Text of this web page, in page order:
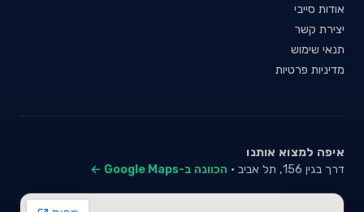
אודות סייבי
יצירת קשר
תנאי שימוש
מדיניות פרטיות
איפה למצוא אותנו
דרך בגין 156, תל אביב · הכוונה ב-Google Maps ←